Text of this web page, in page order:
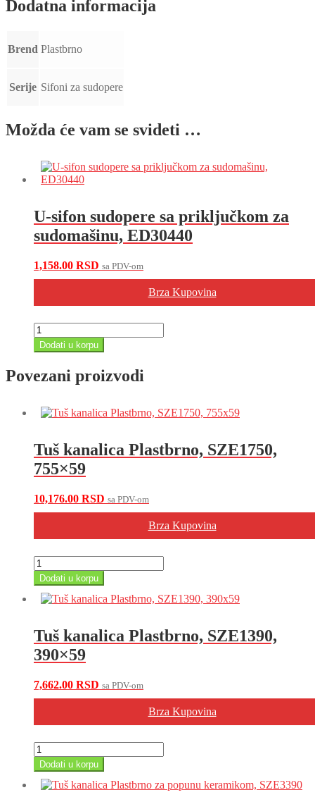
Dodatna informacija
Brend Plastbrno
Serije Sifoni za sudopere
Možda će vam se svideti …
U-sifon sudopere sa priključkom za
sudomašinu, ED30440
1,158.00 RSD sa PDV-om
Brza Kupovina
U-
sifon
sudopere
priključkom
sudomašinu,
ED30440
Dodati u korpu
Povezani proizvodi
Tuš kanalica Plastbrno, SZE1750,
755×59
10,176.00 RSD sa PDV-om
Brza Kupovina
Tuš
kanalica
Plastbrno,
SZE1750,
Dodati u korpu
Tuš kanalica Plastbrno, SZE1390,
390×59
7,662.00 RSD sa PDV-om
Brza Kupovina
Tuš
kanalica
Plastbrno,
SZE1390,
Dodati u korpu